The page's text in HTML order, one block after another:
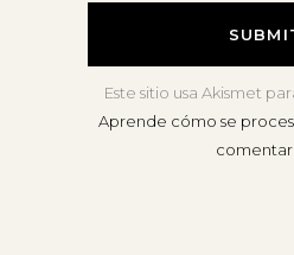
Este sitio usa Akismet
Aprende cómo se